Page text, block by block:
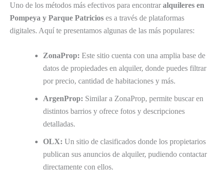
Uno de los métodos más efectivos para encontrar alquileres en
Pompeya y Parque Patricios es a través de plataformas
digitales. Aquí te presentamos algunas de las más populares:
ZonaProp: Este sitio cuenta con una amplia base de
datos de propiedades en alquiler, donde puedes filtrar
por precio, cantidad de habitaciones y más.
ArgenProp: Similar a ZonaProp, permite buscar en
distintos barrios y ofrece fotos y descripciones
detalladas.
OLX: Un sitio de clasificados donde los propietarios
publican sus anuncios de alquiler, pudiendo contactar
directamente con ellos.